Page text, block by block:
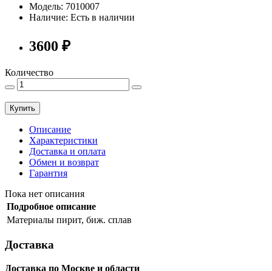
Модель: 7010007
Наличие: Есть в наличии
3600 ₽
Количество
Купить
Описание
Характеристики
Доставка и оплата
Обмен и возврат
Гарантия
Пока нет описания
Подробное описание
Материалы пирит, биж. сплав
Доставка
Доставка по Москве и области